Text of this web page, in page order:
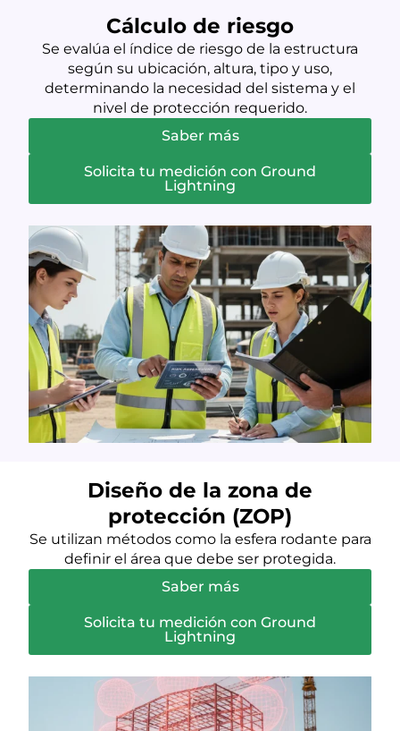
Cálculo de riesgo
Se evalúa el índice de riesgo de la estructura
según su ubicación, altura, tipo y uso,
determinando la necesidad del sistema y el
nivel de protección requerido.
Saber más
Solicita tu medición con Ground
Lightning
Diseño de la zona de
protección (ZOP)
Se utilizan métodos como la esfera rodante para
definir el área que debe ser protegida.
Saber más
Solicita tu medición con Ground
Lightning